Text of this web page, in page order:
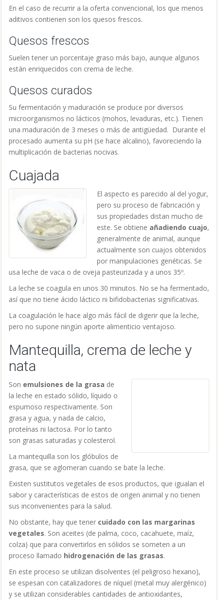
En el caso de recurrir a la oferta convencional, los que menos
aditivos contienen son los quesos frescos.
Quesos frescos
Suelen tener un porcentaje graso más bajo, aunque algunos
están enriquecidos con crema de leche.
Quesos curados
Su fermentación y maduración se produce por diversos
microorganismos no lácticos (mohos, levaduras, etc.). Tienen
una maduración de 3 meses o más de antigüedad. Durante el
procesado aumenta su pH (se hace alcalino), favoreciendo la
multiplicación de bacterias nocivas.
Cuajada
El aspecto es parecido al del yogur,
pero su proceso de fabricación y
sus propiedades distan mucho de
este. Se obtiene añadiendo cuajo,
generalmente de animal, aunque
actualmente son cuajos obtenidos
por manipulaciones genéticas. Se
usa leche de vaca o de oveja pasteurizada y a unos 35º.
La leche se coagula en unos 30 minutos. No se ha fermentado,
así que no tiene ácido láctico ni bifidobacterias significativas.
La coagulación le hace algo más fácil de digerir que la leche,
pero no supone ningún aporte alimenticio ventajoso.
Mantequilla, crema de leche y
nata
Son emulsiones de la grasa de
la leche en estado sólido, líquido o
espumoso respectivamente. Son
grasa y agua, y nada de calcio,
proteínas ni lactosa. Por lo tanto
son grasas saturadas y colesterol.
La mantequilla son los glóbulos de
grasa, que se aglomeran cuando se bate la leche.
Existen sustitutos vegetales de esos productos, que igualan el
sabor y características de estos de origen animal y no tienen
sus inconvenientes para la salud.
No obstante, hay que tener cuidado con las margarinas
vegetales. Son aceites (de palma, coco, cacahuete, maíz,
colza) que para convertirlos en sólidos se someten a un
proceso llamado hidrogenación de las grasas.
En este proceso se utilizan disolventes (el peligroso hexano),
se espesan con catalizadores de níquel (metal muy alergénico)
y se utilizan considerables cantidades de antioxidantes,